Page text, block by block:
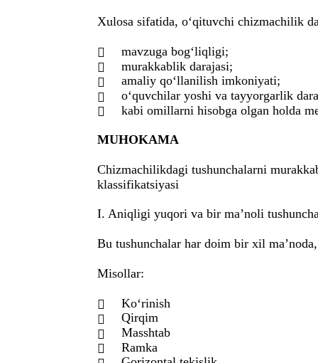
Xulosa sifatida, o‘qituvchi chizmachilik

mavzuga bog‘liqligi;

murakkablik darajasi;

amaliy qo‘llanilish imkoniyati;

o‘quvchilar yoshi va tayyorgarlik

kabi omillarni hisobga olgan holda
MUHOKAMA
Chizmachilikdagi tushunchalarni
klassifikatsiyasi
I. Aniqligi yuqori va bir ma’noli
Bu tushunchalar har doim bir xil
Misollar:

Ko‘rinish

Qirqim

Masshtab

Ramka